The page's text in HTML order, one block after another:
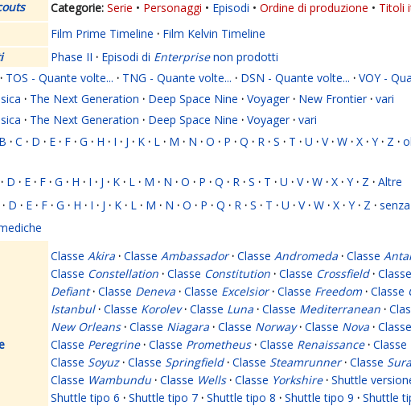
Serie Personaggi Episodi Ordine di produzione Titoli
Film Prime Timeline · Film Kelvin Timeline
Phase II · Episodi di Enterprisenon prodotti
· TOS - Quante volte... · TNG - Quante volte... · DSN - Quante volte... · VOY -
· The Next Generation · Deep Space Nine · Voyager · New Frontier · vari
· The Next Generation · Deep Space Nine · Voyager · vari
B · C · D · E · F · G · H · I · J · K · L · M · N · O · P · Q · R · S · T · U · V · W · X · Y · Z ·
· D · E · F · G · H · I · J · K · L · M · N · O · P · Q · R · S · T · U · V · W · X · Y · Z · Altre
· D · E · F · G · H · I · J · K · L · M · N · O · P · Q · R · S · T · U · V · W · X · Y · Z ·
Classe Akira · Classe Ambassador · Classe Andromeda · Classe
Classe Constellation · Classe Constitution · Classe Crossfield · Classe
Defiant · Classe Deneva · Classe Excelsior · Classe Freedom · Classe
Istanbul · Classe Korolev · Classe Luna · Classe Mediterranean ·
New Orleans · Classe Niagara · Classe Norway · Classe Nova · Classe
Classe Peregrine · Classe Prometheus · Classe Renaissance · Classe
Classe Soyuz · Classe Springfield · Classe Steamrunner · Classe
Classe Wambundu · Classe Wells · Classe Yorkshire · Shuttle
Shuttle tipo 6 · Shuttle tipo 7 · Shuttle tipo 8 · Shuttle tipo 9 · Shuttle